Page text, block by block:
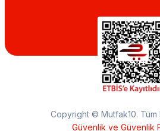
Copyright © Mutfak10. Tüm
Güvenlik ve Güvenlik